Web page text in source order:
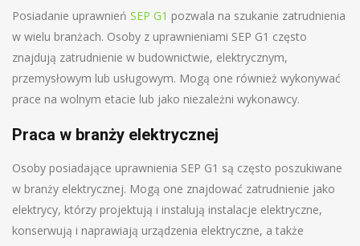
Posiadanie uprawnień SEP G1 pozwala na szukanie zatrudnienia
w wielu branżach. Osoby z uprawnieniami SEP G1 często
znajdują zatrudnienie w budownictwie, elektrycznym,
przemysłowym lub usługowym. Mogą one również wykonywać
prace na wolnym etacie lub jako niezależni wykonawcy.
Praca w branży elektrycznej
Osoby posiadające uprawnienia SEP G1 są często poszukiwane
w branży elektrycznej. Mogą one znajdować zatrudnienie jako
elektrycy, którzy projektują i instalują instalacje elektryczne,
konserwują i naprawiają urządzenia elektryczne, a także